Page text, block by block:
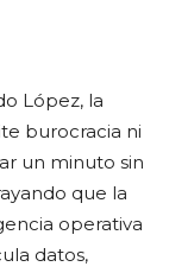
López, la
burocracia ni
un minuto sin
que la
operativa
datos,